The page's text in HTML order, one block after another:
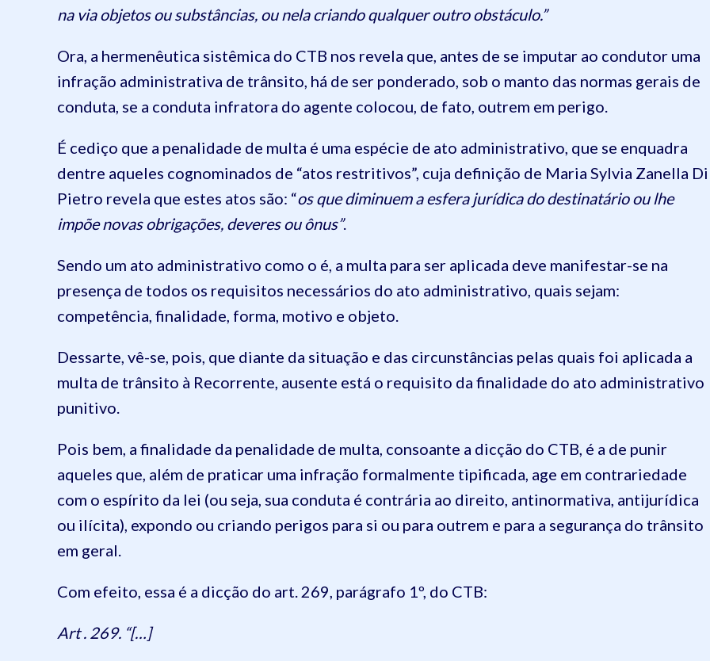
na via objetos ou substâncias, ou nela criando qualquer outro obstáculo.”
Ora, a hermenêutica sistêmica do CTB nos revela que, antes de se imputar ao condutor uma
infração administrativa de trânsito, há de ser ponderado, sob o manto das normas gerais de
conduta, se a conduta infratora do agente colocou, de fato, outrem em perigo.
É cediço que a penalidade de multa é uma espécie de ato administrativo, que se enquadra
dentre aqueles cognominados de “atos restritivos”, cuja definição de Maria Sylvia Zanella Di
Pietro revela que estes atos são: “os que diminuem a esfera jurídica do destinatário ou lhe
impõe novas obrigações, deveres ou ônus”.
Sendo um ato administrativo como o é, a multa para ser aplicada deve manifestar-se na
presença de todos os requisitos necessários do ato administrativo, quais sejam:
competência, finalidade, forma, motivo e objeto.
Dessarte, vê-se, pois, que diante da situação e das circunstâncias pelas quais foi aplicada a
multa de trânsito à Recorrente, ausente está o requisito da finalidade do ato administrativo
punitivo.
Pois bem, a finalidade da penalidade de multa, consoante a dicção do CTB, é a de punir
aqueles que, além de praticar uma infração formalmente tipificada, age em contrariedade
com o espírito da lei (ou seja, sua conduta é contrária ao direito, antinormativa, antijurídica
ou ilícita), expondo ou criando perigos para si ou para outrem e para a segurança do trânsito
em geral.
Com efeito, essa é a dicção do art. 269, parágrafo 1º, do CTB:
Art . 269. “[…]